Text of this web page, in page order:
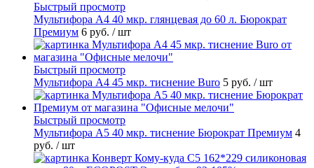
Быстрый просмотр
Мультифора А4 40 мкр. глянцевая до 60 л. Бюрократ
Премиум 6 руб. / шт
Быстрый просмотр
Мультифора А4 45 мкр. тиснение Buro 5 руб. / шт
Быстрый просмотр
Мультифора А5 40 мкр. тиснение Бюрократ Премиум 4
руб. / шт